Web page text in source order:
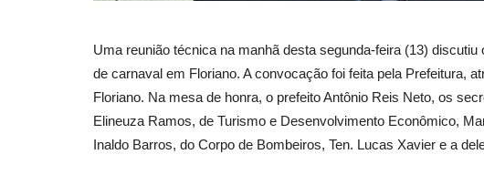
Uma reunião técnica na manhã desta segunda-feira (13)
de carnaval em Floriano. A convocação foi feita pela Prefeitura,
Floriano. Na mesa de honra, o prefeito Antônio Reis Neto, os
Elineuza Ramos, de Turismo e Desenvolvimento Econômico,
Inaldo Barros, do Corpo de Bombeiros, Ten. Lucas Xavier e a